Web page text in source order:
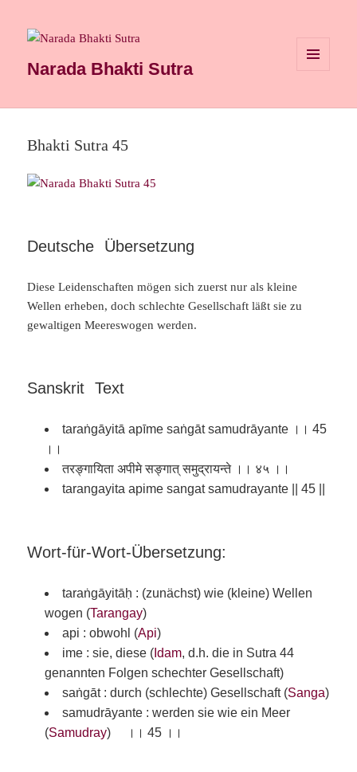
Narada Bhakti Sutra
Bhakti Sutra 45
Deutsche Übersetzung
Diese Leidenschaften mögen sich zuerst nur als kleine
Wellen erheben, doch schlechte Gesellschaft läßt sie zu
gewaltigen Meereswogen werden.
Sanskrit Text
taraṅgāyitā apīme saṅgāt samudrāyante ।। 45
।।
तरङ्गायिता अपीमे सङ्गात् समुद्रायन्ते ।। ४५ ।।
tarangayita apime sangat samudrayante || 45 ||
Wort-für-Wort-Übersetzung:
taraṅgāyitāḥ : (zunächst) wie (kleine) Wellen
wogen (Tarangay)
api : obwohl (Api)
ime : sie, diese (Idam, d.h. die in Sutra 44
genannten Folgen schechter Gesellschaft)
saṅgāt : durch (schlechte) Gesellschaft (Sanga)
samudrāyante : werden sie wie ein Meer
(Samudray) ।। 45 ।।